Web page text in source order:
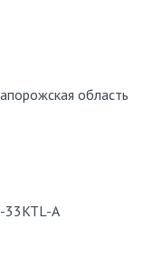
область
33KTL-A